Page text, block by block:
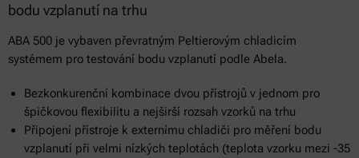
bodu vzplanutí na trhu
ABA 500 je vybaven převratným Peltierovým chladicím
systémem pro testování bodu vzplanutí podle Abela.
Bezkonkurenční kombinace dvou přístrojů v jednom pro
špičkovou flexibilitu a nejširší rozsah vzorků na trhu
Připojení přístroje k externímu chladiči pro měření bodu
vzplanutí při velmi nízkých teplotách (teplota vzorku mezi -35